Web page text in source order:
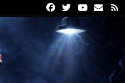
FacebookTwitterYoutube
Email